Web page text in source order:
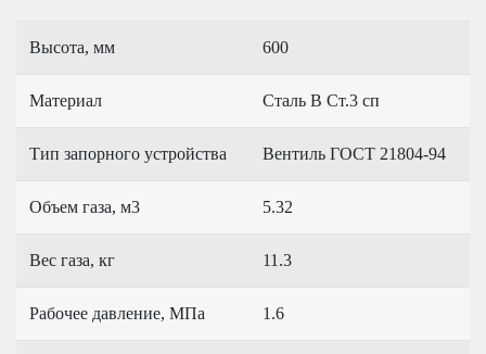
Высота, мм 600
Материал Сталь В Ст.3 сп
Тип запорного устройства Вентиль ГОСТ 21804-94
Объем газа, м3 5.32
Вес газа, кг 11.3
Рабочее давление, МПа 1.6